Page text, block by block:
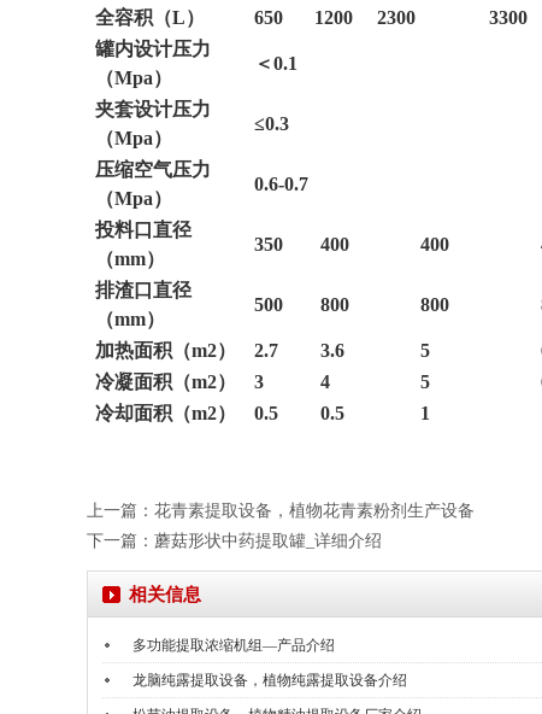
全容积（L）
650 1200 2300 3300
罐内设计压力
（Mpa）
＜0.1
夹套设计压力
（Mpa）
≤0.3
压缩空气压力
（Mpa）
0.6-0.7
投料口直径
（mm）
350 400 400
排渣口直径
（mm）
500 800 800
加热面积（m2） 2.7 3.6 5
冷凝面积（m2）
3 4 5
冷却面积（m2）
0.5 0.5 1
上一篇： 花青素提取设备，植物花青素粉剂生产设备
下一篇： 蘑菇形状中药提取罐_详细介绍
相关信息
多功能提取浓缩机组—产品介绍
龙脑纯露提取设备，植物纯露提取设备介绍